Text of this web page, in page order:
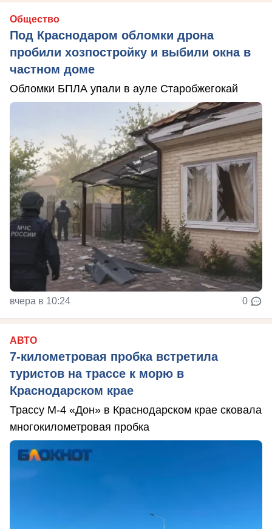
Общество
Под Краснодаром обломки дрона
пробили хозпостройку и выбили окна в
частном доме
Обломки БПЛА упали в ауле Старобжегокай
вчера в 10:24 0
АВТО
7-километровая пробка встретила
туристов на трассе к морю в
Краснодарском крае
Трассу М-4 «Дон» в Краснодарском крае сковала
многокилометровая пробка